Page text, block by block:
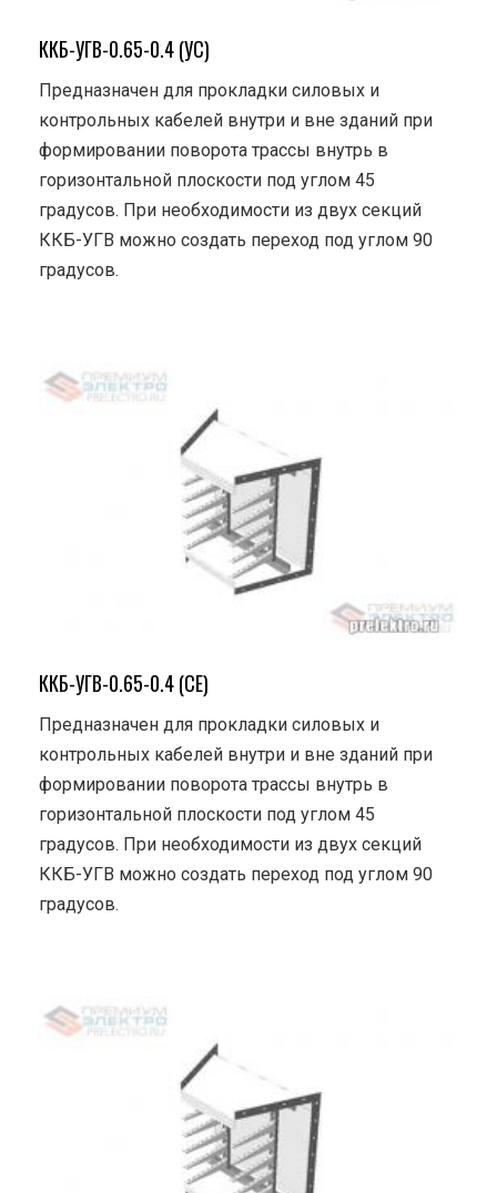
ККБ-УГВ-0.65-0.4 (УС)
Предназначен для прокладки силовых и
контрольных кабелей внутри и вне зданий при
формировании поворота трассы внутрь в
горизонтальной плоскости под углом 45
градусов. При необходимости из двух секций
ККБ-УГВ можно создать переход под углом 90
градусов.
ККБ-УГВ-0.65-0.4 (СЕ)
Предназначен для прокладки силовых и
контрольных кабелей внутри и вне зданий при
формировании поворота трассы внутрь в
горизонтальной плоскости под углом 45
градусов. При необходимости из двух секций
ККБ-УГВ можно создать переход под углом 90
градусов.